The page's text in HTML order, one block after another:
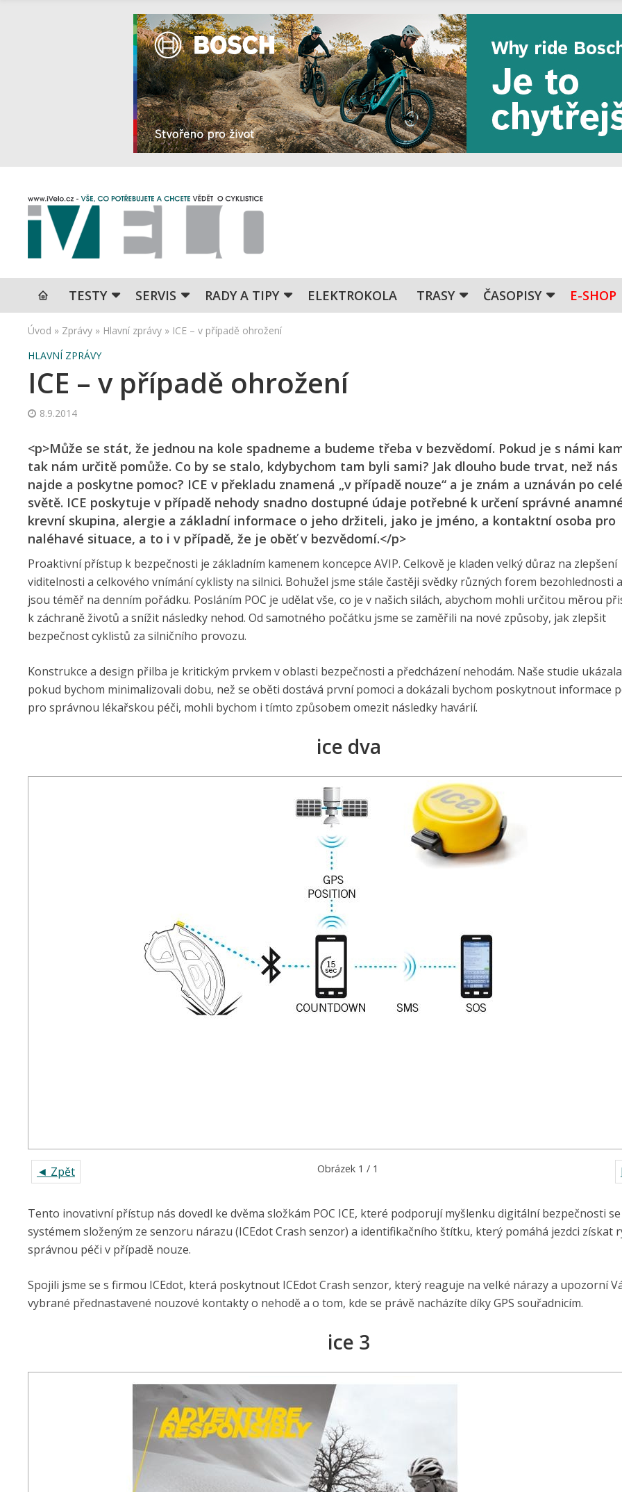
TESTY SERVIS RADY A TIPY ELEKTROKOLA TRASY ČASOPISY E-SHOP
Úvod » Zprávy » Hlavní zprávy » ICE – v případě ohrožení
HLAVNÍ ZPRÁVY
ICE – v případě ohrožení
8.9.2014
<p>Může se stát, že jednou na kole spadneme a budeme třeba v bezvědomí. Pokud je s námi
tak nám určitě pomůže. Co by se stalo, kdybychom tam byli sami? Jak dlouho bude trvat, než nás
najde a poskytne pomoc? ICE v překladu znamená „v případě nouze“ a je znám a uznáván po
světě. ICE poskytuje v případě nehody snadno dostupné údaje potřebné k určení správné
krevní skupina, alergie a základní informace o jeho držiteli, jako je jméno, a kontaktní osoba pro
naléhavé situace, a to i v případě, že je oběť v bezvědomí.</p>
Proaktivní přístup k bezpečnosti je základním kamenem koncepce AVIP. Celkově je kladen velký důraz na zlepšení
viditelnosti a celkového vnímání cyklisty na silnici. Bohužel jsme stále častěji svědky různých forem bezohlednosti
jsou téměř na denním pořádku. Posláním POC je udělat vše, co je v našich silách, abychom mohli určitou měrou
k záchraně životů a snížit následky nehod. Od samotného počátku jsme se zaměřili na nové způsoby, jak zlepšit
bezpečnost cyklistů za silničního provozu.
Konstrukce a design přilba je kritickým prvkem v oblasti bezpečnosti a předcházení nehodám. Naše studie
pokud bychom minimalizovali dobu, než se oběti dostává první pomoci a dokázali bychom poskytnout informace
pro správnou lékařskou péči, mohli bychom i tímto způsobem omezit následky havárií.
ice dva
◄ Zpět Obrázek 1 / 1
Tento inovativní přístup nás dovedl ke dvěma složkám POC ICE, které podporují myšlenku digitální bezpečnosti se
systémem složeným ze senzoru nárazu (ICEdot Crash senzor) a identifikačního štítku, který pomáhá jezdci získat
správnou péči v případě nouze.
Spojili jsme se s firmou ICEdot, která poskytnout ICEdot Crash senzor, který reaguje na velké nárazy a upozorní
vybrané přednastavené nouzové kontakty o nehodě a o tom, kde se právě nacházíte díky GPS souřadnicím.
ice 3